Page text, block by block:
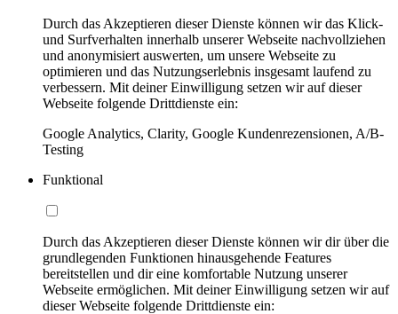
Durch das Akzeptieren dieser Dienste können wir das Klick-
und Surfverhalten innerhalb unserer Webseite nachvollziehen
und anonymisiert auswerten, um unsere Webseite zu
optimieren und das Nutzungserlebnis insgesamt laufend zu
verbessern. Mit deiner Einwilligung setzen wir auf dieser
Webseite folgende Drittdienste ein:
Google Analytics, Clarity, Google Kundenrezensionen, A/B-
Testing
Funktional
Durch das Akzeptieren dieser Dienste können wir dir über die
grundlegenden Funktionen hinausgehende Features
bereitstellen und dir eine komfortable Nutzung unserer
Webseite ermöglichen. Mit deiner Einwilligung setzen wir auf
dieser Webseite folgende Drittdienste ein: